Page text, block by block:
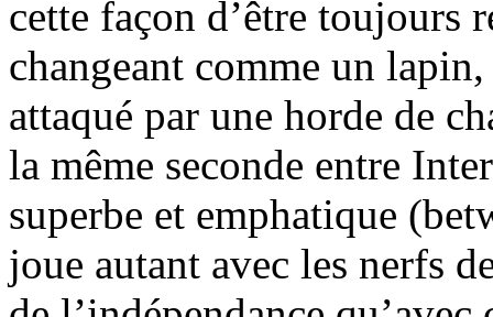
cette façon d’être toujours
changeant comme un
attaqué par une horde de
la même seconde entre
superbe et emphatique
joue autant avec les nerfs